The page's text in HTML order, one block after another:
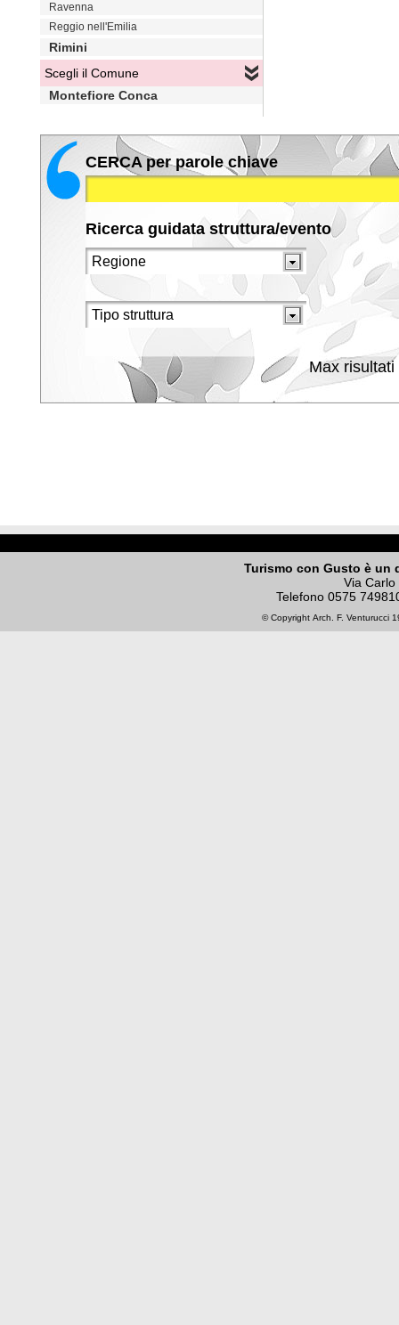
Ravenna
Reggio nell'Emilia
Rimini
Scegli il Comune
Montefiore Conca
CERCA per parole chiave
Ricerca guidata struttura/evento
Max risultati
Turismo con Gusto è un
Via
Telefono 0575
© Copyright Arch. F. Venturucci